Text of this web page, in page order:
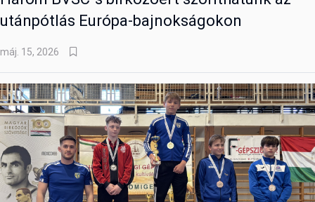
utánpótlás Európa-bajnokságokon
máj. 15, 2026